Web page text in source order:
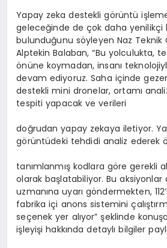
Yapay zeka destekli görüntü
geleceğinde de çok daha yenilikçi
bulunduğunu söyleyen Naz Teknik
Alptekin Balaban, “Bu yolculukta,
önüne koymadan, insanı
devam ediyoruz. Saha içinde
destekli mini dronelar, ortamı
tespiti yapacak ve verileri
doğrudan yapay zekaya iletiyor.
görüntüdeki tehdidi analiz ederek
tanımlanmış kodlara göre gerekli
olarak başlatabiliyor. Bu aksiyonlar
uzmanına uyarı göndermekten,
fabrika içi anons sistemini
seçenek yer alıyor” şeklinde
işleyişi hakkında detaylı bilgiler